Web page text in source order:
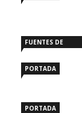
FUENTES DE
PORTADA
PORTADA